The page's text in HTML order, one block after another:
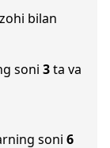
bilan
soni 3ta va
soni 6